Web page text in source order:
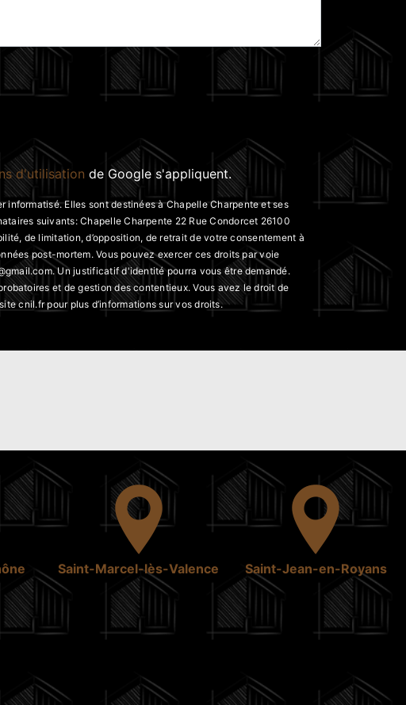
d'utilisation de Google s'appliquent.
Elles sont destinées à Chapelle Charpente et ses
suivants: Chapelle Charpente 22 Rue Condorcet 26100
de limitation, d’opposition, de retrait de votre consentement à
post-mortem. Vous pouvez exercer ces droits par voie
Un justificatif d'identité pourra vous être demandé.
et de gestion des contentieux. Vous avez le droit de
cnil.fr pour plus d’informations sur vos droits.
Saint-Marcel-lès-Valence Saint-Jean-en-Royans